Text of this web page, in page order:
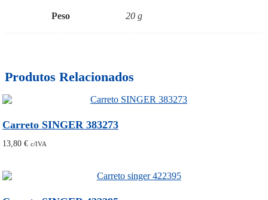
Peso 20 g
Produtos Relacionados
Carreto SINGER 383273
13,80 € c/IVA